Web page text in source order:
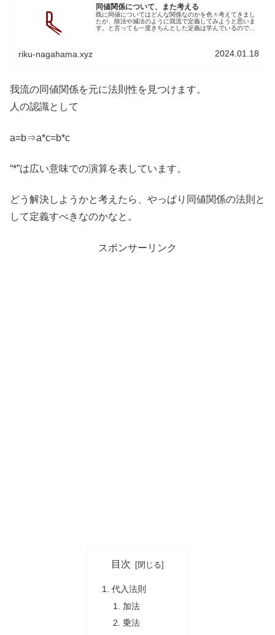
同値関係について、また考える
既に同値についてはどんな関係なのかを色々考えてきまし
たが、除法や減法のように我流で定義してみようと思いま
す。と言っても一度きちんとした定義は学んでいるので、
riku-nagahama.xyz 2024.01.18
我流の同値関係を元に法則性を見つけます。
人の認識として
a=b⇒a*c=b*c
“*”は広い意味での演算を表しています。
どう解決しようかと考えたら、やっぱり同値関係の法則と
して定義すべきなのかなと。
スポンサーリンク
目次
代入法則
加法
乗法